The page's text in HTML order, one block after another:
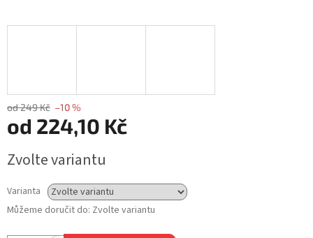
od 249 Kč –10 %
od 224,10 Kč
cena:
Zvolte variantu
Varianta
Můžeme doručit do: Zvolte variantu